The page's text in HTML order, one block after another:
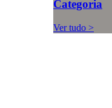
Categoria
Ver tudo >